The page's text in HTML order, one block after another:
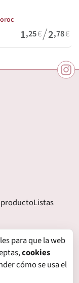
1,25€/2,78€
Listas
de envío
para que la web
cookies
cómo se usa el